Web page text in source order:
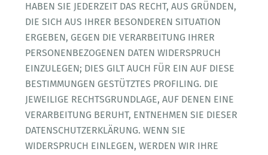
HABEN SIE JEDERZEIT DAS RECHT, AUS GRÜNDEN,
DIE SICH AUS IHRER BESONDEREN SITUATION
ERGEBEN, GEGEN DIE VERARBEITUNG IHRER
PERSONENBEZOGENEN DATEN WIDERSPRUCH
EINZULEGEN; DIES GILT AUCH FÜR EIN AUF DIESE
BESTIMMUNGEN GESTÜTZTES PROFILING. DIE
JEWEILIGE RECHTSGRUNDLAGE, AUF DENEN EINE
VERARBEITUNG BERUHT, ENTNEHMEN SIE DIESER
DATENSCHUTZERKLÄRUNG. WENN SIE
WIDERSPRUCH EINLEGEN, WERDEN WIR IHRE